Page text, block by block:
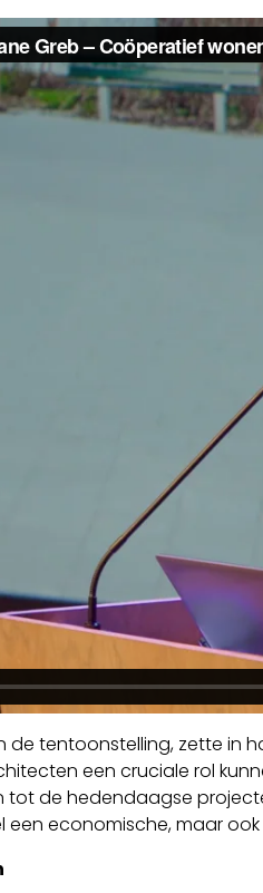
de tentoonstelling, zette in
een cruciale rol
tot de hedendaagse
economische, maar